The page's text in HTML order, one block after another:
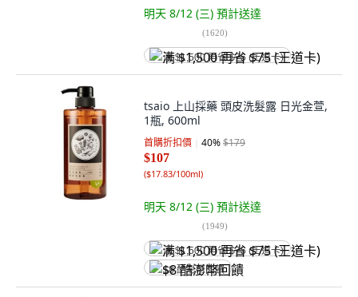
明天 8/12 (三) 預計送達
(1620)
满 $1,500 再省 $75 (王道卡)
tsaio 上山採藥 頭皮洗髮露 日光金萱,
1瓶, 600ml
首購折扣價 40%$179
$107
($17.83/100ml)
明天 8/12 (三) 預計送達
(1949)
满 $1,500 再省 $75 (王道卡)
$8 酷澎幣回饋